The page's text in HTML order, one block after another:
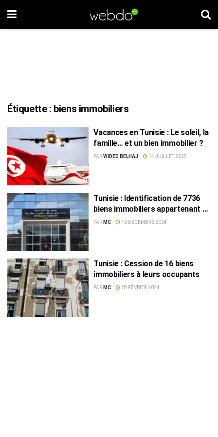
Étiquette : biens immobiliers
Vacances en Tunisie : Le soleil, la
famille… et un bien immobilier ?
PARWIDED BELHAJ 14 JUILLET 2025
Tunisie : Identification de 7736
biens immobiliers appartenant à
l’Etat
PAR MC 10 DÉCEMBRE 2024
Tunisie : Cession de 16 biens
immobiliers à leurs occupants
PAR MC 28 FÉVRIER 2024